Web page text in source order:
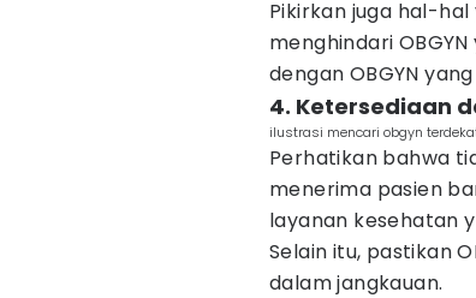
Pikirkan juga hal-hal
menghindari
dengan OBGYN
4. Ketersediaan
ilustrasi mencari obgyn
Perhatikan bahwa
menerima pasien
layanan kesehatan
Selain itu, pastikan
dalam jangkauan.